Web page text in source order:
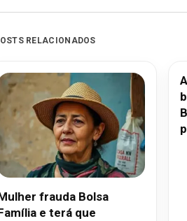
RELACIONADOS
frauda Bolsa
e terá que